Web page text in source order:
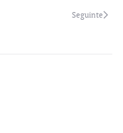
Seguinte